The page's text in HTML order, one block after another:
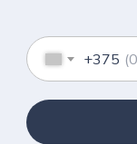
+375